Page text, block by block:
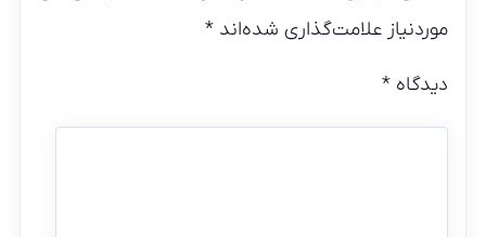
موردنیاز علامت‌گذاری شده‌اند*
دیدگاه*